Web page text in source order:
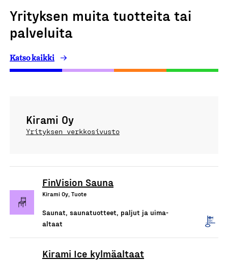
Yrityksen muita tuotteita tai
palveluita
Katso kaikki
Kirami Oy
Yrityksen verkkosivusto
FinVision Sauna
Kirami Oy, Tuote
Saunat, saunatuotteet, paljut ja uima-
altaat
Kirami Ice kylmäaltaat